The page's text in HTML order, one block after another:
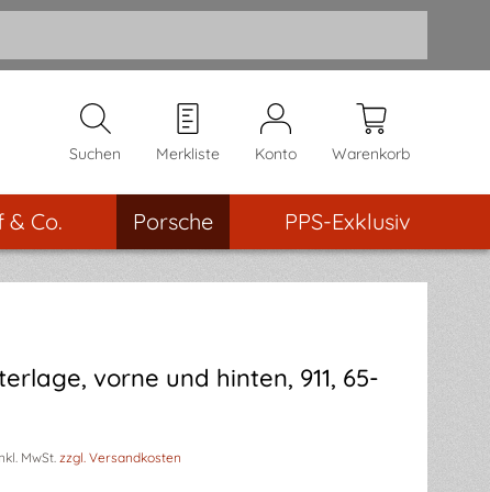
Suchen Merkliste Konto Warenkorb
& Co. Porsche PPS-Exklusiv
vorne und hinten, 911, 65-
MwSt.zzgl. Versandkosten